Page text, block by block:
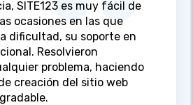
SITE123 es muy fácil de
ocasiones en las que
dificultad, su soporte en
Resolvieron
problema, haciendo
creación del sitio web